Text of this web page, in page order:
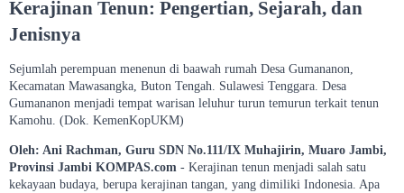
Kerajinan Tenun: Pengertian, Sejarah, dan
Jenisnya
Sejumlah perempuan menenun di baawah rumah Desa Gumananon,
Kecamatan Mawasangka, Buton Tengah. Sulawesi Tenggara. Desa
Gumananon menjadi tempat warisan leluhur turun temurun terkait tenun
Kamohu. (Dok. KemenKopUKM)
Oleh: Ani Rachman, Guru SDN No.111/IX Muhajirin, Muaro Jambi,
Provinsi Jambi KOMPAS.com - Kerajinan tenun menjadi salah satu
kekayaan budaya, berupa kerajinan tangan, yang dimiliki Indonesia. Apa